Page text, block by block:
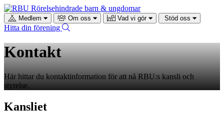
Gå
till
RBUs
Medlem Om oss Vad vi gör Stöd oss
Hitta din förening
Kontakt
Här hittar du kontaktinformation för att nå RBU:s kansli och
styrelse.
Kansliet